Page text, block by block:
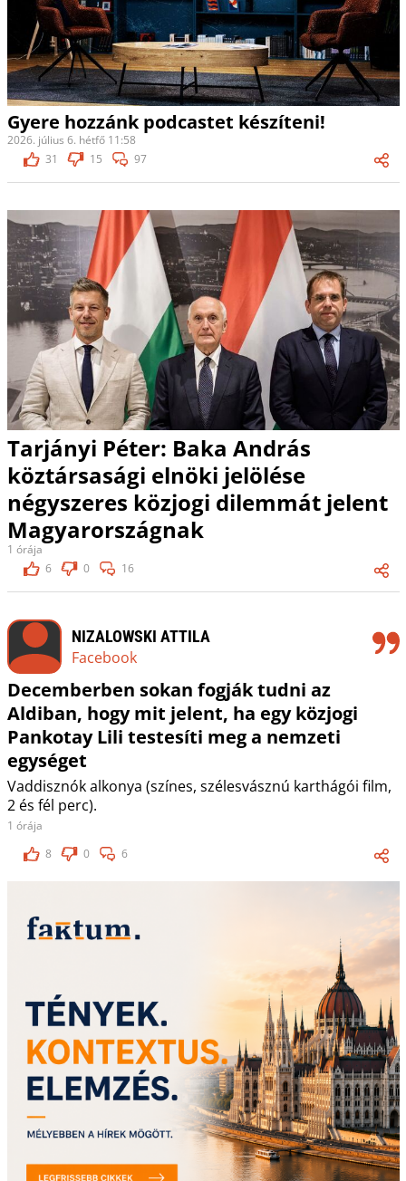
Gyere hozzánk podcastet készíteni!
2026. július 6. hétfő 11:58
31
15 97
Tarjányi Péter: Baka András
köztársasági elnöki jelölése
négyszeres közjogi dilemmát jelent
Magyarországnak
1 órája
6
0 16
NIZALOWSKI ATTILA
Facebook
Decemberben sokan fogják tudni az
Aldiban, hogy mit jelent, ha egy közjogi
Pankotay Lili testesíti meg a nemzeti
egységet
Vaddisznók alkonya (színes, szélesvásznú karthágói film,
2 és fél perc).
1 órája
8
0 6